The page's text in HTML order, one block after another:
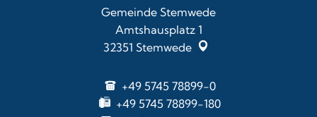
Gemeinde Stemwede
Amtshausplatz 1
32351 Stemwede
+49 5745 78899-0
+49 5745 78899-180